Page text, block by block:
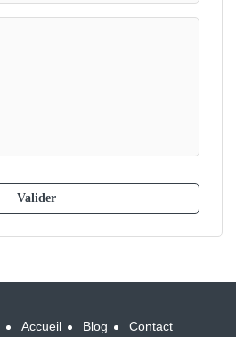
Accueil Blog Contact